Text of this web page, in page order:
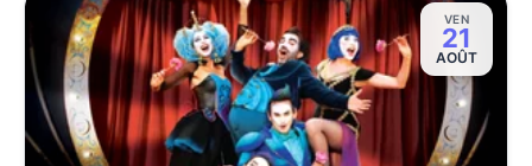
VEN
21
AOÛT